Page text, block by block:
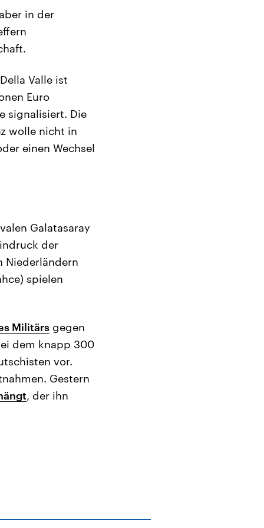
in der
Valle ist
Euro
signalisiert. Die
wolle nicht in
einen Wechsel
Galatasaray
der
Niederländern
spielen
Militärs gegen
dem knapp 300
vor.
Gestern
, der ihn